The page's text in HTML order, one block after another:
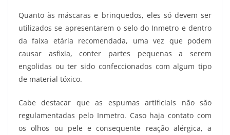
Quanto às máscaras e brinquedos, eles só devem ser
utilizados se apresentarem o selo do Inmetro e dentro
da faixa etária recomendada, uma vez que podem
causar asfixia, conter partes pequenas a serem
engolidas ou ter sido confeccionados com algum tipo
de material tóxico.
Cabe destacar que as espumas artificiais não são
regulamentadas pelo Inmetro. Caso haja contato com
os olhos ou pele e consequente reação alérgica, a